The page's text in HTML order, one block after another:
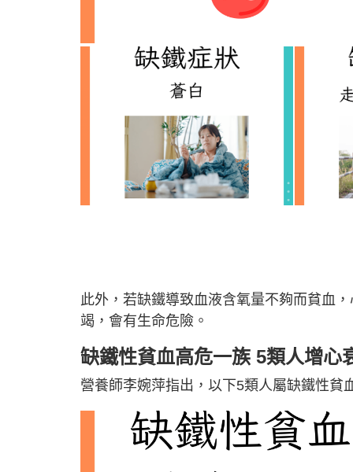
此外，若缺鐵導致血液含氧量不夠而貧血
竭，會有生命危險。
缺鐵性貧血高危一族 5類人增心
營養師李婉萍指出，以下5類人屬缺鐵性貧